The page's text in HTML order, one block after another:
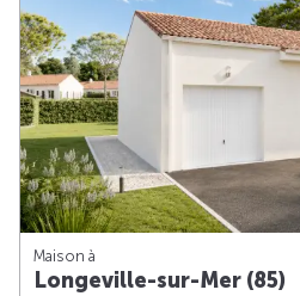
Maison à
Longeville-sur-Mer (85)